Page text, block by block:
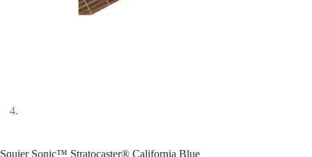
Squier Sonic™ Stratocaster® California Blue